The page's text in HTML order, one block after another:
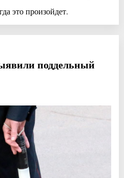
это произойдет.
поддельный